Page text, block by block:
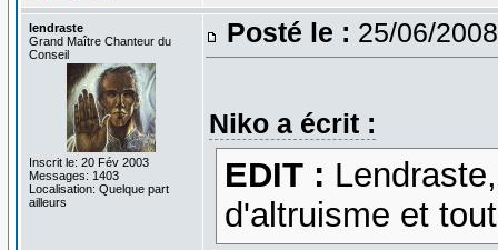
lendraste
Grand Maître Chanteur du
Conseil
Inscrit le: 20 Fév 2003
Messages: 1403
Localisation: Quelque part
ailleurs
Posté le : 25/06/
Niko a écrit :
EDIT :
d'altruisme et